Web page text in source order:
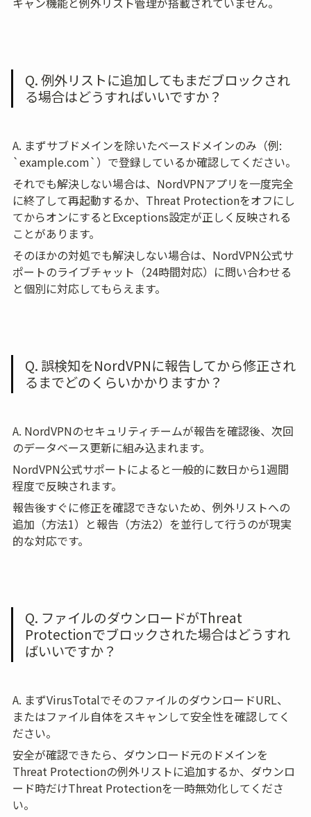
Q. 例外リストに追加してもまだブロックされ
る場合はどうすればいいですか？
A. まずサブドメインを除いたベースドメインのみ（例:
`example.com`）で登録しているか確認してください。
それでも解決しない場合は、NordVPNアプリを一度完全
に終了して再起動するか、Threat Protectionをオフにし
てからオンにするとExceptions設定が正しく反映される
ことがあります。
そのほかの対処でも解決しない場合は、NordVPN公式サ
ポートのライブチャット（24時間対応）に問い合わせる
と個別に対応してもらえます。
Q. 誤検知をNordVPNに報告してから修正され
るまでどのくらいかかりますか？
A. NordVPNのセキュリティチームが報告を確認後、次回
のデータベース更新に組み込まれます。
NordVPN公式サポートによると一般的に数日から1週間
程度で反映されます。
報告後すぐに修正を確認できないため、例外リストへの
追加（方法1）と報告（方法2）を並行して行うのが現実
的な対応です。
Q. ファイルのダウンロードがThreat
Protectionでブロックされた場合はどうすれ
ばいいですか？
A. まずVirusTotalでそのファイルのダウンロードURL、
またはファイル自体をスキャンして安全性を確認してく
ださい。
安全が確認できたら、ダウンロード元のドメインを
Threat Protectionの例外リストに追加するか、ダウンロ
ード時だけThreat Protectionを一時無効化してくださ
い。